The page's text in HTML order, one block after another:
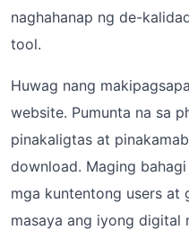
naghahanap ng de-
tool.
Huwag nang
website. Pumunta na sa
pinakaligtas at
download. Maging
mga kuntentong users
masaya ang iyong digital